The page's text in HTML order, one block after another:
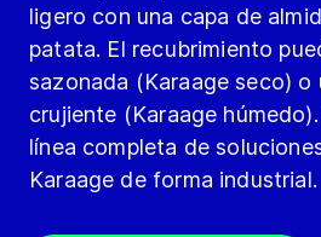
ligero con una capa de
patata. El recubrimiento
sazonada (Karaage seco) o
crujiente (Karaage
línea completa de
Karaage de forma industrial.